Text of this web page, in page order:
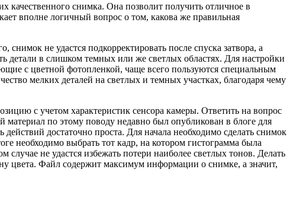
качественного снимка. Она позволит получить отличное в
вполне логичный вопрос о том, какова же правильная
не удастся подкорректировать после спуска затвора, а
детали в слишком темных или же светлых областях. Для настройки
с цветной фотопленкой, чаще всего пользуются специальным
мелких деталей на светлых и темных участках, благодаря чему
с учетом характеристик сенсора камеры. Ответить на вопрос
по этому поводу недавно был опубликован в блоге для
достаточно проста. Для начала необходимо сделать снимок
необходимо выбрать тот кадр, на котором гистограмма была
не удастся избежать потери наиболее светлых тонов. Делать
цвета. Файл содержит максимум информации о снимке, а значит,